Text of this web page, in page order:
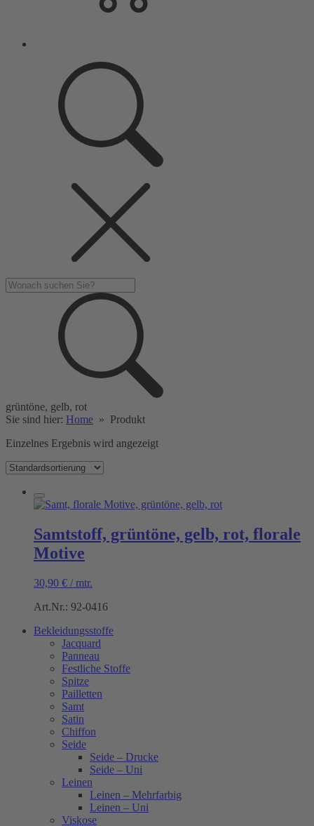
grüntöne, gelb, rot
Sie sind hier: Home » Produkt
Einzelnes Ergebnis wird angezeigt
Samtstoff, grüntöne, gelb, rot, florale
Motive
30,90 € / mtr.
Art.Nr.: 92-0416
Bekleidungsstoffe
Jacquard
Panneau
Festliche Stoffe
Spitze
Pailletten
Samt
Satin
Chiffon
Seide
Seide – Drucke
Seide – Uni
Leinen
Leinen – Mehrfarbig
Leinen – Uni
Viskose